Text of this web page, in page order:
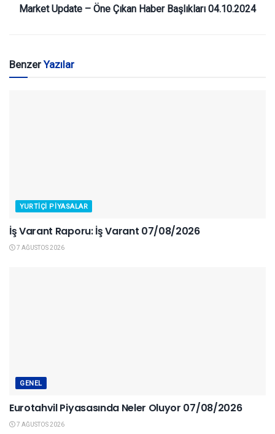
Market Update – Öne Çıkan Haber Başlıkları 04.10.2024
BenzerYazılar
YURTIÇI PIYASALAR
İş Varant Raporu: İş Varant 07/08/2026
7 AĞUSTOS 2026
GENEL
Eurotahvil Piyasasında Neler Oluyor 07/08/2026
7 AĞUSTOS 2026